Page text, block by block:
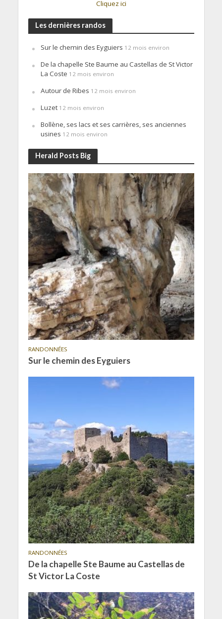
Cliquez ici
Les dernières randos
Sur le chemin des Eyguiers 12 mois environ
De la chapelle Ste Baume au Castellas de St Victor
La Coste 12 mois environ
Autour de Ribes 12 mois environ
Luzet 12 mois environ
Bollène, ses lacs et ses carrières, ses anciennes
usines 12 mois environ
Herald Posts Big
RANDONNÉES
Sur le chemin des Eyguiers
RANDONNÉES
De la chapelle Ste Baume au Castellas de
St Victor La Coste